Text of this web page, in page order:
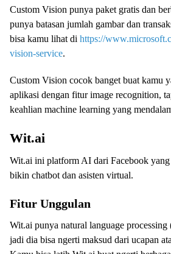
Custom Vision punya paket gratis dan
punya batasan jumlah gambar dan
bisa kamu lihat di https://
vision-service.
Custom Vision cocok banget buat kamu
aplikasi dengan fitur image recognition,
keahlian machine learning yang
Wit.ai
Wit.ai ini platform AI dari Facebook yang
bikin chatbot dan asisten virtual.
Fitur Unggulan
Wit.ai punya natural language
jadi dia bisa ngerti maksud dari ucapan